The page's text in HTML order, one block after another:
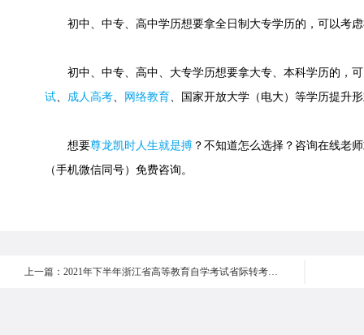
初中、中专、高中学历想要拿全日制大专学历的，可以考虑
初中、中专、高中、大专学历想要拿大专、本科学历的，可
试、 成人高考、 网络教育、国家开放大学（电大）等学历提升
想要尊龙凯时人生就是搏 ？不知道怎么选择？咨询在线老
（手机微信同号）免费咨询。
上一篇：2021年下半年浙江省高等教育自学考试省际转考（转出）办理通告